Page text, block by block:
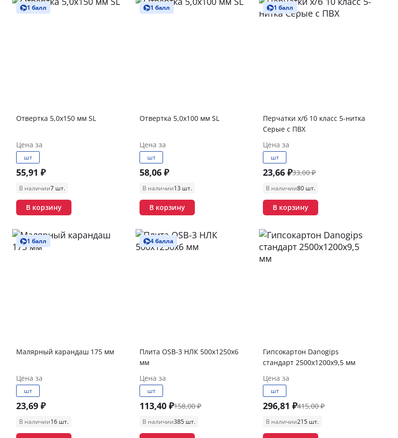
1 балл
Отвертка 5,0х150 мм SL
Цена за
шт
55,91 ₽
В наличии7 шт.
В корзину
1 балл
Отвертка 5,0х100 мм SL
Цена за
шт
58,06 ₽
В наличии13 шт.
В корзину
1 балл
Перчатки х/б 10 класс 5-нитка
Серые с ПВХ
Цена за
шт
23,66 ₽33,00 ₽
В наличии80 шт.
В корзину
1 балл
Малярный карандаш 175 мм
Цена за
шт
23,69 ₽
В наличии16 шт.
4 балла
Плита OSB-3 НЛК 500х1250х6
мм
Цена за
шт
113,40 ₽158,00 ₽
В наличии385 шт.
Гипсокартон Danogips
стандарт 2500х1200х9,5 мм
Цена за
шт
296,81 ₽415,00 ₽
В наличии215 шт.